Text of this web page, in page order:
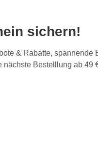
sichern!
& Rabatte, spannende
nächste Bestelllung ab 49